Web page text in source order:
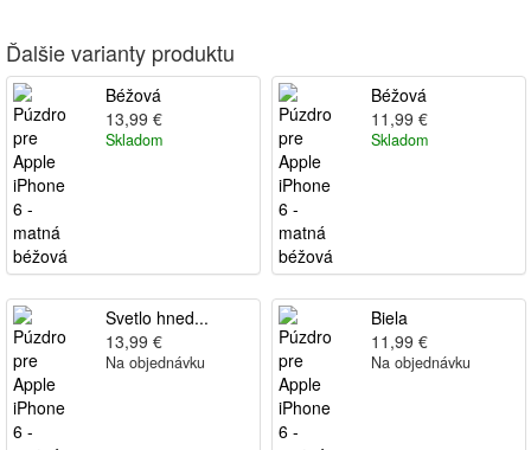
Ďalšie varianty produktu
Béžová
13,99 €
Skladom
Béžová
11,99 €
Skladom
Svetlo hned...
13,99 €
Na objednávku
Biela
11,99 €
Na objednávku